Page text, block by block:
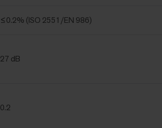
≤0.2% (ISO 2551/EN 986)
27 dB
0.2